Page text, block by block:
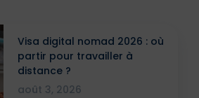
Visa digital nomad 2026 : où
partir pour travailler à
distance ?
août 3, 2026